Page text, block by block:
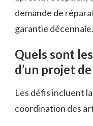
demande de
garantie décennale.
Quels sont
d’un projet
Les défis incluent
coordination des